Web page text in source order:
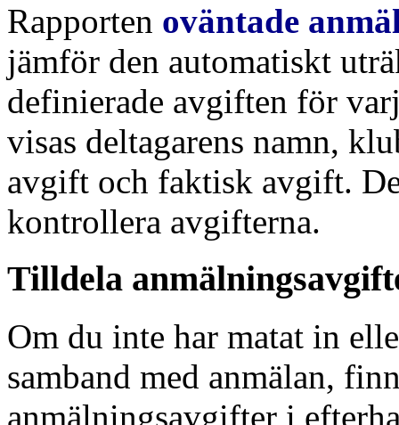
Rapporten oväntade
jämför den automatiskt
definierade avgiften för
visas deltagarens namn,
avgift och faktisk avgift.
kontrollera avgifterna.
Tilldela
Om du inte har matat in
samband med anmälan,
anmälningsavgifter i